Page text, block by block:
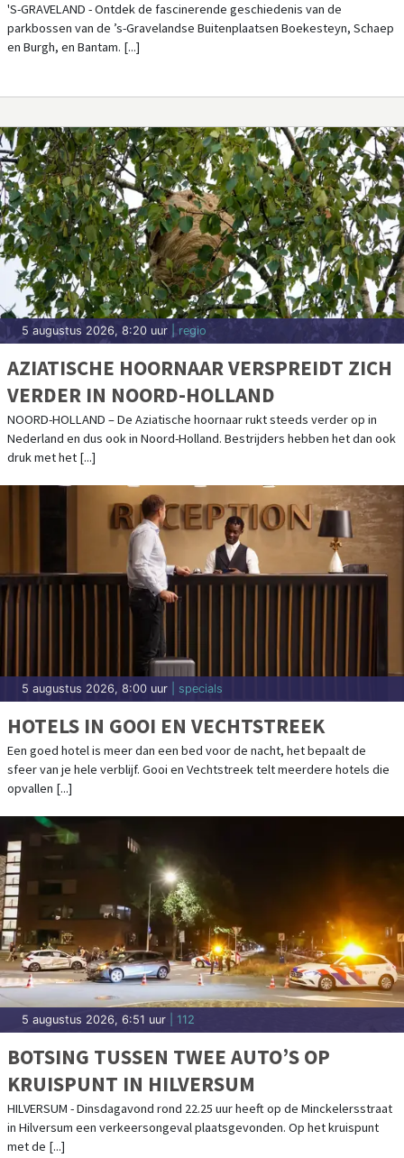
'S-GRAVELAND - Ontdek de fascinerende geschiedenis van de
parkbossen van de ’s-Gravelandse Buitenplaatsen Boekesteyn, Schaep
en Burgh, en Bantam. [...]
5 augustus 2026, 8:20 uur | regio
AZIATISCHE HOORNAAR VERSPREIDT ZICH
VERDER IN NOORD-HOLLAND
NOORD-HOLLAND – De Aziatische hoornaar rukt steeds verder op in
Nederland en dus ook in Noord-Holland. Bestrijders hebben het dan ook
druk met het [...]
5 augustus 2026, 8:00 uur | specials
HOTELS IN GOOI EN VECHTSTREEK
Een goed hotel is meer dan een bed voor de nacht, het bepaalt de
sfeer van je hele verblijf. Gooi en Vechtstreek telt meerdere hotels die
opvallen [...]
5 augustus 2026, 6:51 uur | 112
BOTSING TUSSEN TWEE AUTO’S OP
KRUISPUNT IN HILVERSUM
HILVERSUM - Dinsdagavond rond 22.25 uur heeft op de Minckelersstraat
in Hilversum een verkeersongeval plaatsgevonden. Op het kruispunt
met de [...]